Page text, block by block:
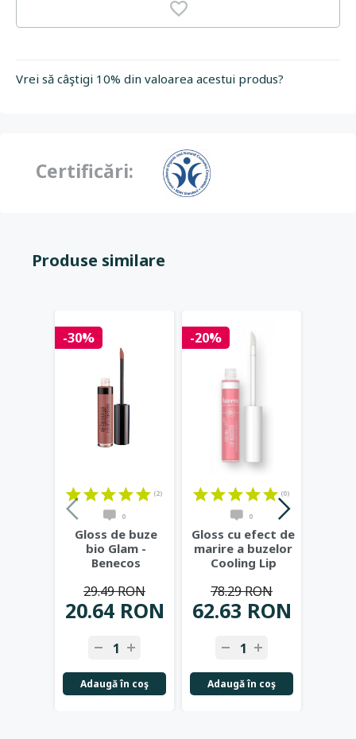
Vrei să câştigi 10% din valoarea acestui produs?
Certificări:
Produse similare
-30%
(2)
0
Gloss de buze
bio Glam -
Benecos
20.64 RON
29.49 RON
Adaugă în coş
-20%
(0)
0
Gloss cu efect de
marire a buzelor
Cooling Lip
LAVERA...
62.63 RON
78.29 RON
Adaugă în coş